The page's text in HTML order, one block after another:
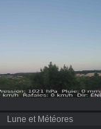
Lune et Météores